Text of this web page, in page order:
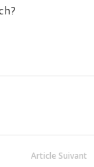
Article Suivant